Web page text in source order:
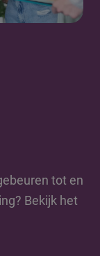
tot en
Bekijk het